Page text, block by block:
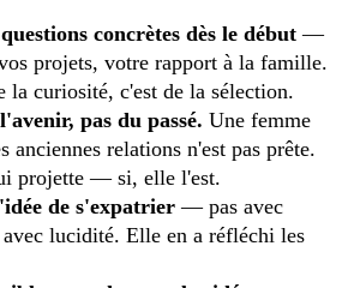
concrètes dès le début —
projets, votre rapport à la famille.
la curiosité, c'est de la sélection.
pas du passé. Une femme
anciennes relations n'est pas prête.
projette — si, elle l'est.
de s'expatrier— pas avec
lucidité. Elle en a réfléchi les